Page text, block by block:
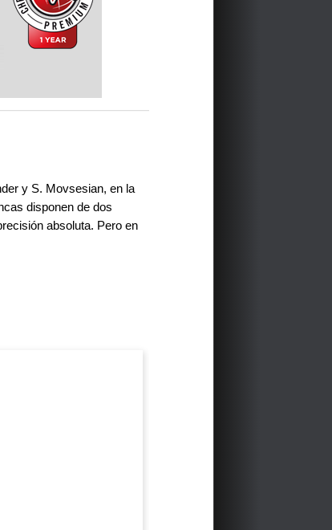
y S. Movsesian, en la
disponen de dos
absoluta. Pero en